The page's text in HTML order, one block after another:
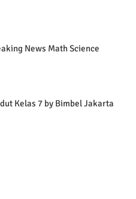
News Math Science
Kelas 7 by Bimbel Jakarta